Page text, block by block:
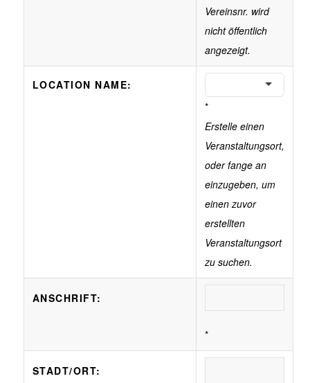
Vereinsnr. wird
nicht öffentlich
angezeigt.
LOCATION NAME:
*
Erstelle einen
Veranstaltungsort,
oder fange an
einzugeben, um
einen zuvor
erstellten
Veranstaltungsort
zu suchen.
ANSCHRIFT:
*
STADT/ORT: